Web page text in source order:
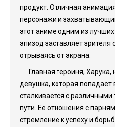
продукт. Отличная
персонажи и
этот аниме одним из
эпизод заставляет зрителя
отрываясь от экрана.
Главная героиня,
девушка, которая попадает
сталкивается с
пути. Ее отношения с
стремление к успеху и